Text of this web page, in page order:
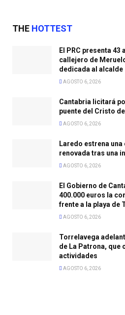
THE HOTTEST
El PRC presenta
callejero de
dedicada al alcalde
AGOSTO 6, 2026
Cantabria licitará
puente del Cristo
AGOSTO 6, 2026
Laredo estrena
renovada tras una
AGOSTO 6, 2026
El Gobierno de
400.000 euros la
frente a la playa de
AGOSTO 6, 2026
Torrelavega
de La Patrona, que
actividades
AGOSTO 6, 2026